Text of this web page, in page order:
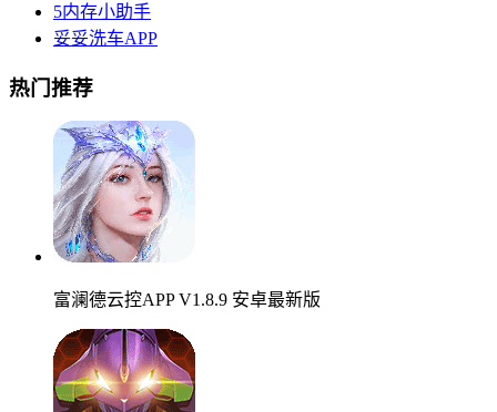
5内存小助手
妥妥洗车APP
热门推荐
富澜德云控APP V1.8.9 安卓最新版